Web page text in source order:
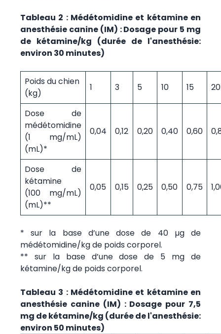
Tableau 2 : Médétomidine et kétamine en
anesthésie canine (IM) : Dosage pour 5 mg
de kétamine/kg (durée de l'anesthésie:
environ 30 minutes)
Poids du chien
(kg)
1 3 5 10 15 20
Dose de
médétomidine
(1 mg/mL)
(mL)*
0,04 0,12 0,20 0,40 0,60
Dose de
kétamine
(100 mg/mL)
(mL)**
0,05 0,15 0,25 0,50 0,75
* sur la base d’une dose de 40 µg de
médétomidine/kg de poids corporel.
** sur la base d’une dose de 5 mg de
kétamine/kg de poids corporel.
Tableau 3 : Médétomidine et kétamine en
anesthésie canine (IM) : Dosage pour 7,5
mg de kétamine/kg (durée de l'anesthésie:
environ 50 minutes)